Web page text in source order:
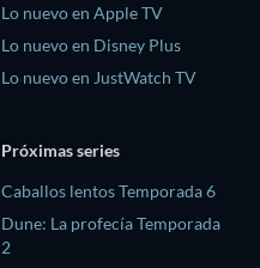
Lo nuevo en Apple TV
Lo nuevo en Disney Plus
Lo nuevo en JustWatch TV
Próximas series
Caballos lentos Temporada 6
Dune: La profecía Temporada
2